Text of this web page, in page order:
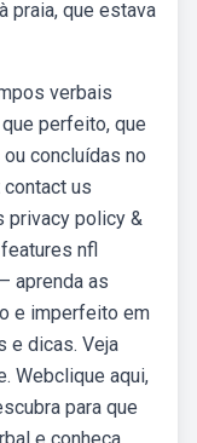
praia, que estava
verbais
perfeito, que
concluídas no
us
privacy policy &
nfl
aprenda as
e imperfeito em
e dicas. Veja
Webclique aqui,
para que